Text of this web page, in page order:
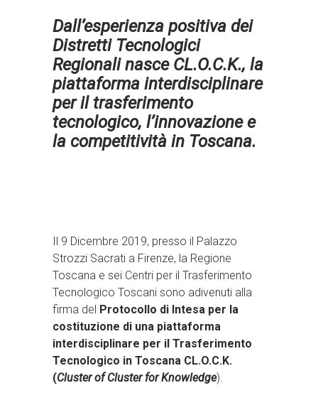
Dall’esperienza positiva dei
Distretti Tecnologici
Regionali nasce CL.O.C.K., la
piattaforma interdisciplinare
per il trasferimento
tecnologico, l’innovazione e
la competitività in Toscana.
Il 9 Dicembre 2019, presso il Palazzo
Strozzi Sacrati a Firenze, la Regione
Toscana e sei Centri per il Trasferimento
Tecnologico Toscani sono adivenuti alla
firma del Protocollo di Intesa per la
costituzione di una piattaforma
interdisciplinare per il Trasferimento
Tecnologico in Toscana CL.O.C.K.
(Cluster of Cluster for Knowledge).